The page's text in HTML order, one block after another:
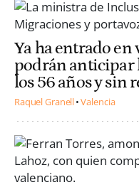
Ya ha entrado en
podrán anticipar
los 56 años y sin
Raquel Granell Valencia